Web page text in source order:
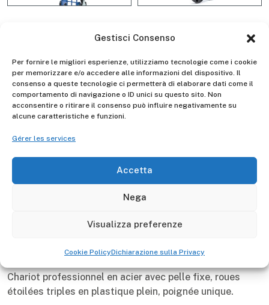
Gestisci Consenso
Per fornire le migliori esperienze, utilizziamo tecnologie come i cookie
per memorizzare e/o accedere alle informazioni del dispositivo. Il
consenso a queste tecnologie ci permetterà di elaborare dati come il
comportamento di navigazione o ID unici su questo sito. Non
acconsentire o ritirare il consenso può influire negativamente su
alcune caratteristiche e funzioni.
Gérer les services
Accetta
Nega
Visualizza preferenze
Cookie PolicyDichiarazione sulla Privacy
GP030 Chariot professionnel
avec pelle fixe et roues étoilées
triples
Made in Italy
Chariot professionnel en acier avec pelle fixe, roues
étoilées triples en plastique plein, poignée unique.